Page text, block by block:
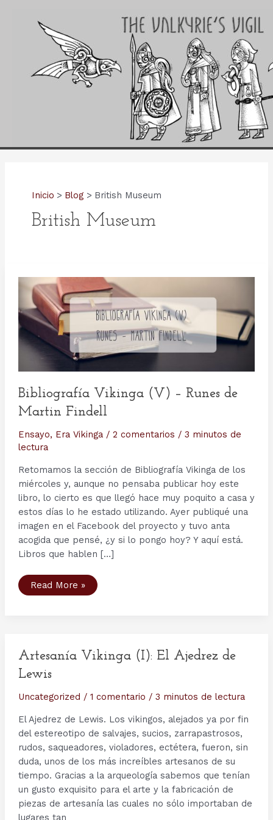
Inicio Blog British Museum
British Museum
Bibliografía Vikinga (V) – Runes de
Martin Findell
Ensayo, Era Vikinga/ 2 comentarios / 3 minutos de
lectura
Retomamos la sección de Bibliografía Vikinga de los
miércoles y, aunque no pensaba publicar hoy este
libro, lo cierto es que llegó hace muy poquito a casa y
estos días lo he estado utilizando. Ayer publiqué una
imagen en el Facebook del proyecto y tuvo anta
acogida que pensé, ¿y si lo pongo hoy? Y aquí está.
Libros que hablen […]
Bibliografía
Vikinga
Read More »
Artesanía Vikinga (I): El Ajedrez de
Lewis
Uncategorized / 1 comentario / 3 minutos de lectura
El Ajedrez de Lewis. Los vikingos, alejados ya por fin
del estereotipo de salvajes, sucios, zarrapastrosos,
rudos, saqueadores, violadores, ectétera, fueron, sin
duda, unos de los más increíbles artesanos de su
tiempo. Gracias a la arqueología sabemos que tenían
un gusto exquisito para el arte y la fabricación de
piezas de artesanía las cuales no sólo importaban de
lugares tan